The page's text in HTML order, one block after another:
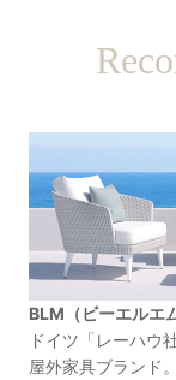
BLM（ビーエルエ
ドイツ「レーハウ
屋外家具ブランド